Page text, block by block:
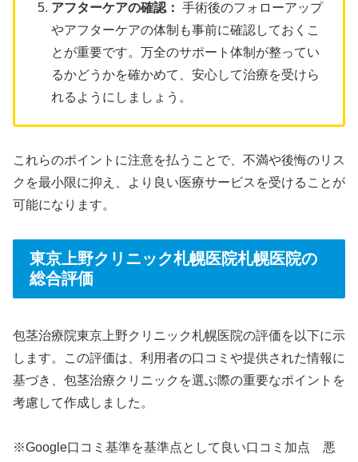
アフターケアの確認： 手術後のフォローアップ
やアフターケアの体制も事前に確認しておくこ
とが重要です。万全のサポート体制が整ってい
るかどうかを確かめて、安心して治療を受けら
れるようにしましょう。
これらのポイントに注意を払うことで、不満や後悔のリス
クを最小限に抑え、より良い医療サービスを受けることが
可能になります。
東京上野クリニック札幌医院札幌医院の
総合評価
包茎治療院東京上野クリニック札幌医院の評価を以下に示
します。この評価は、利用者の口コミや提供された情報に
基づき、包茎治療クリニックを選ぶ際の重要なポイントを
考慮して作成しました。
※Google口コミ基準を基準点として良い口コミ加点 悪